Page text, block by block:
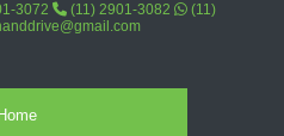
3072 (11) 2901-3082
(11)
Home